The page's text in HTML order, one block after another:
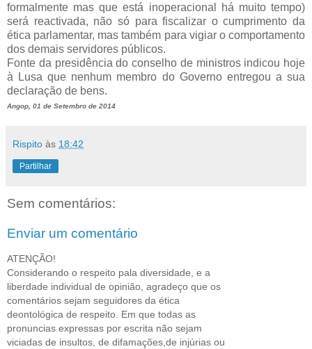
formalmente mas que está inoperacional há muito tempo)
será reactivada, não só para fiscalizar o cumprimento da
ética parlamentar, mas também para vigiar o comportamento
dos demais servidores públicos.
Fonte da presidência do conselho de ministros indicou hoje
à Lusa que nenhum membro do Governo entregou a sua
declaração de bens.
Angop, 01 de Setembro de 2014
Rispito às 18:42
Partilhar
Sem comentários:
Enviar um comentário
ATENÇÃO!
Considerando o respeito pala diversidade, e a
liberdade individual de opinião, agradeço que os
comentários sejam seguidores da ética
deontológica de respeito. Em que todas as
pronuncias expressas por escrita não sejam
viciadas de insultos, de difamações,de injúrias ou